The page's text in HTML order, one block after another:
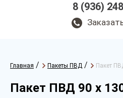
8 (936)
Главная / Пакеты ПВД / Пакет
Пакет ПВД 90 х